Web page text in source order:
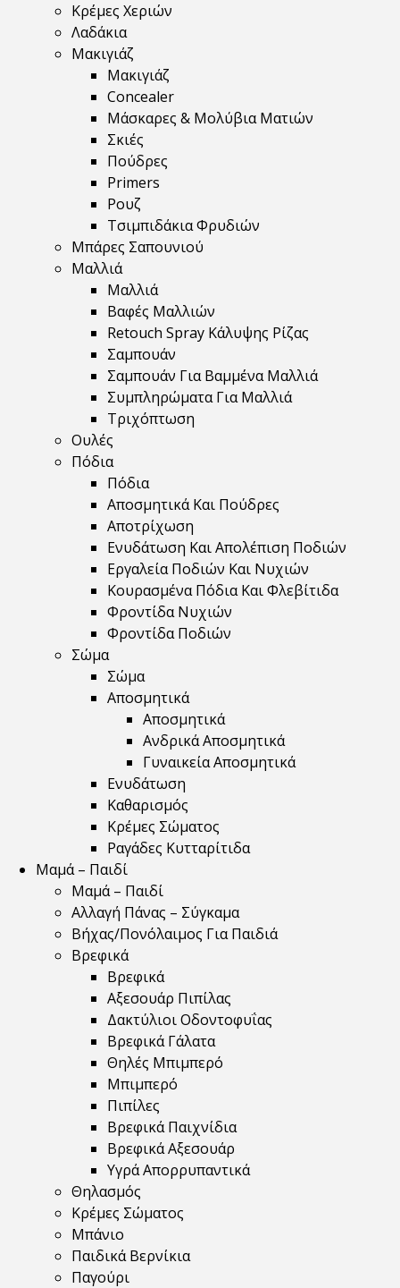
Κρέμες Χεριών
Λαδάκια
Μακιγιάζ
Μακιγιάζ
Concealer
Μάσκαρες & Μολύβια Ματιών
Σκιές
Πούδρες
Primers
Ρουζ
Τσιμπιδάκια Φρυδιών
Μπάρες Σαπουνιού
Μαλλιά
Μαλλιά
Βαφές Μαλλιών
Retouch Spray Κάλυψης Ρίζας
Σαμπουάν
Σαμπουάν Για Βαμμένα Μαλλιά
Συμπληρώματα Για Μαλλιά
Τριχόπτωση
Ουλές
Πόδια
Πόδια
Αποσμητικά Και Πούδρες
Αποτρίχωση
Ενυδάτωση Και Απολέπιση Ποδιών
Εργαλεία Ποδιών Και Νυχιών
Κουρασμένα Πόδια Και Φλεβίτιδα
Φροντίδα Νυχιών
Φροντίδα Ποδιών
Σώμα
Σώμα
Αποσμητικά
Αποσμητικά
Ανδρικά Αποσμητικά
Γυναικεία Αποσμητικά
Ενυδάτωση
Καθαρισμός
Κρέμες Σώματος
Ραγάδες Κυτταρίτιδα
Μαμά – Παιδί
Μαμά – Παιδί
Αλλαγή Πάνας – Σύγκαμα
Βήχας/Πονόλαιμος Για Παιδιά
Βρεφικά
Βρεφικά
Αξεσουάρ Πιπίλας
Δακτύλιοι Οδοντοφυΐας
Βρεφικά Γάλατα
Θηλές Μπιμπερό
Μπιμπερό
Πιπίλες
Βρεφικά Παιχνίδια
Βρεφικά Αξεσουάρ
Υγρά Απορρυπαντικά
Θηλασμός
Κρέμες Σώματος
Μπάνιο
Παιδικά Βερνίκια
Παγούρι